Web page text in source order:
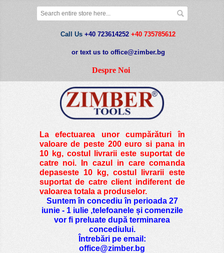
Call Us +40 723614252 +40 735785612
or text us to office@zimber.bg
Despre Noi
La efectuarea unor cumpărături în
valoare de peste200 euro si pana in
10 kg, costul livrarii este suportat de
catre noi. In cazul in care comanda
depaseste 10 kg, costul livrarii este
suportat de catre client indiferent de
valoarea totala a produselor.
Suntem în concediu în perioada 27
iunie - 1 iulie ,telefoanele și comenzile
vor fi preluate după terminarea
concediului.
Întrebări pe email:
office@zimber.bg